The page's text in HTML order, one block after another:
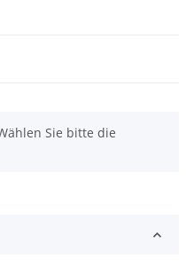
Sie bitte die